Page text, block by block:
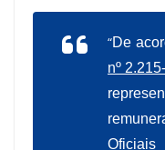
“De
nº